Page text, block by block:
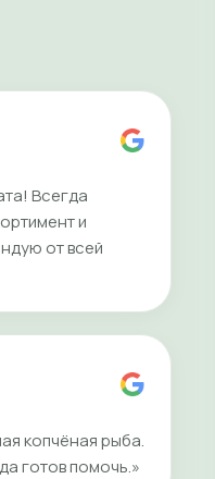
Всегда
и
от всей
копчёная рыба.
готов помочь.»